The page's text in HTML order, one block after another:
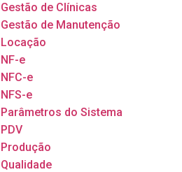
Gestão de Clínicas
Gestão de Manutenção
Locação
NF-e
NFC-e
NFS-e
Parâmetros do Sistema
PDV
Produção
Qualidade